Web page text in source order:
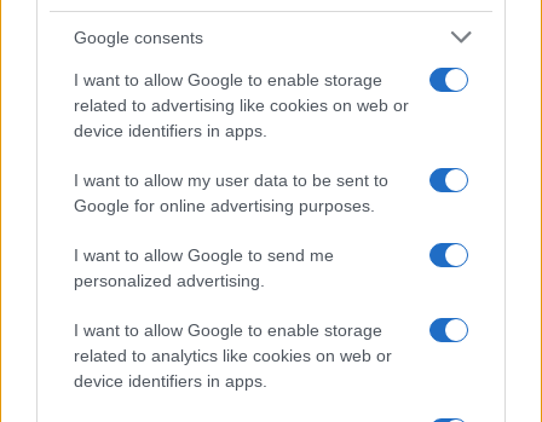
Google consents
I want to allow Google to enable storage
related to advertising like cookies on web or
device identifiers in apps.
I want to allow my user data to be sent to
Google for online advertising purposes.
I want to allow Google to send me
personalized advertising.
I want to allow Google to enable storage
related to analytics like cookies on web or
device identifiers in apps.
Opozorilo:
posameznik kazensko odgovoren za javno spodbujanje
sovraštva, nasilja ali nestrpnosti. Komentarji z žaljivimi,
rasističnimi, diskriminatornimi ali nezakonitimi vsebinami bodo
odstranjeni. Pravila komentiranja →
Failed to fetch
Kategorije: Novice Novice